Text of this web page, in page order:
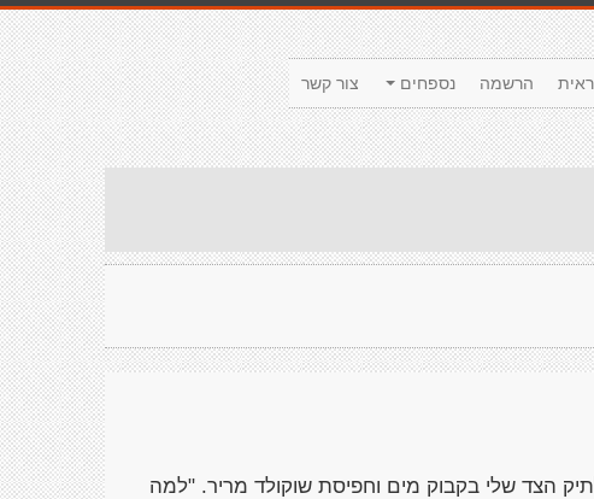
צור קשר נספחים הרשמה
הצד שלי בקבוק מים וחפיסת שוקולד מריר. "למה